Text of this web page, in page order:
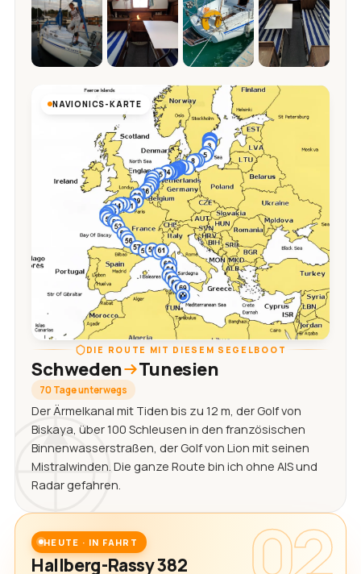
NAVIONICS-KARTE
DIE ROUTE MIT DIESEM SEGELBOOT
Schweden Tunesien
70 Tage unterwegs
Der Ärmelkanal mit Tiden bis zu 12 m, der Golf von
Biskaya, über 100 Schleusen in den französischen
Binnenwasserstraßen, der Golf von Lion mit seinen
Mistralwinden. Die ganze Route bin ich ohne AIS und
Radar gefahren.
HEUTE · IN FAHRT
Hallberg-Rassy 382